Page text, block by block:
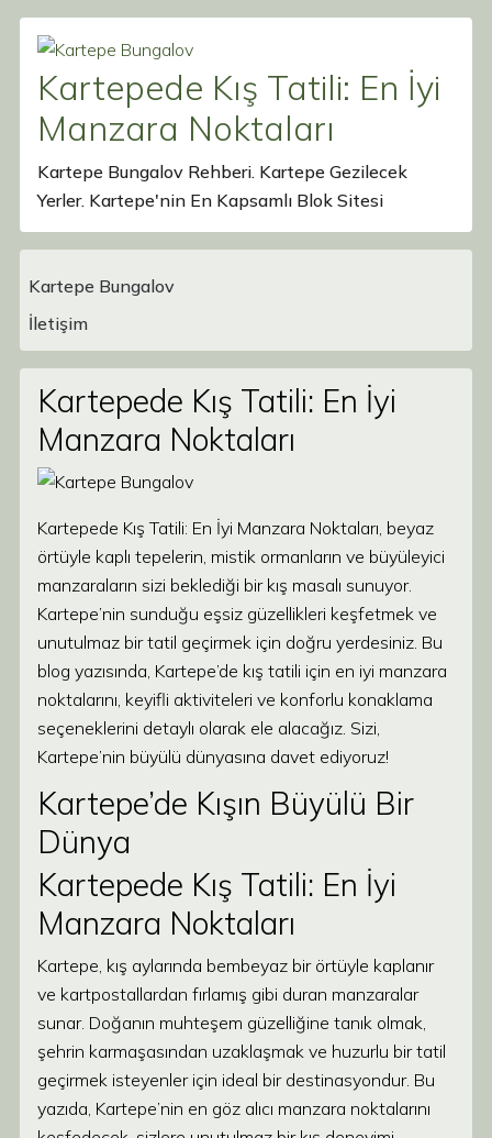
Kartepede Kış Tatili: En İyi
Manzara Noktaları
Kartepe Bungalov Rehberi. Kartepe Gezilecek
Yerler. Kartepe'nin En Kapsamlı Blok Sitesi
Main Navigation
Kartepe Bungalov
İletişim
Kartepede Kış Tatili: En İyi
Manzara Noktaları
Kartepede Kış Tatili: En İyi Manzara Noktaları, beyaz
örtüyle kaplı tepelerin, mistik ormanların ve büyüleyici
manzaraların sizi beklediği bir kış masalı sunuyor.
Kartepe’nin sunduğu eşsiz güzellikleri keşfetmek ve
unutulmaz bir tatil geçirmek için doğru yerdesiniz. Bu
blog yazısında, Kartepe’de kış tatili için en iyi manzara
noktalarını, keyifli aktiviteleri ve konforlu konaklama
seçeneklerini detaylı olarak ele alacağız. Sizi,
Kartepe’nin büyülü dünyasına davet ediyoruz!
Kartepe’de Kışın Büyülü Bir
Dünya
Kartepede Kış Tatili: En İyi
Manzara Noktaları
Kartepe, kış aylarında bembeyaz bir örtüyle kaplanır
ve kartpostallardan fırlamış gibi duran manzaralar
sunar. Doğanın muhteşem güzelliğine tanık olmak,
şehrin karmaşasından uzaklaşmak ve huzurlu bir tatil
geçirmek isteyenler için ideal bir destinasyondur. Bu
yazıda, Kartepe’nin en göz alıcı manzara noktalarını